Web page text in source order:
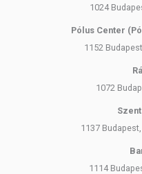
1024
Pólus Center
1152
1072
1137
1114